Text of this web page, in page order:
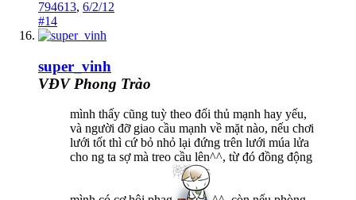
794613, 6/2/12
#14
super_vinh
VĐV Phong Trào
mình thấy cũng tuỳ theo đối thủ mạnh hay yếu,
và người đỡ giao cầu mạnh về mặt nào, nếu chơi
lưới tốt thì cứ bỏ nhỏ lại đứng trên lưới múa lửa
cho ng ta sợ mà treo cầu lên^^, từ đó đồng động